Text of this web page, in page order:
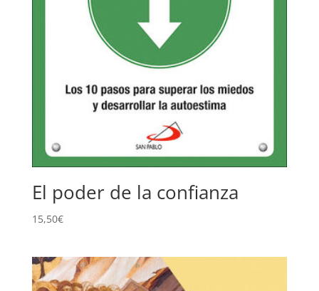
El poder de la confianza
15,50€